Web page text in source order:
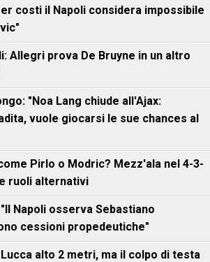
costi il Napoli considera impossibile
Allegri prova De Bruyne in un altro
"Noa Lang chiude all'Ajax:
vuole giocarsi le sue chances al
Pirlo o Modric? Mezz'ala nel 4-3-
ruoli alternativi
Napoli osserva Sebastiano
cessioni propedeutiche"
alto 2 metri, ma il colpo di testa